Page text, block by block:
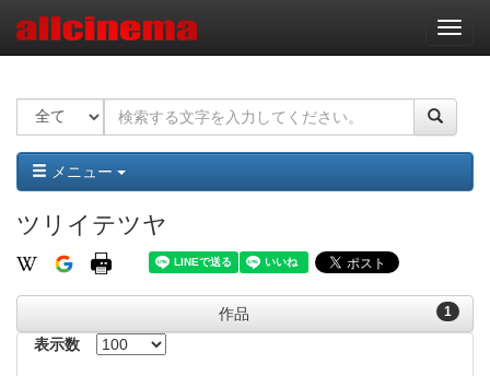
ナ
ビ
ー
ョ
ン
メニュー
ツリイテツヤ
1
作品
表示数